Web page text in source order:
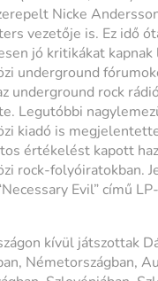
Nicke
vezetője is. Ez idő
jó kritikákat
underground
underground rock
Legutóbbi
kiadó is
értékelést kapott
rock-folyóiratokban.
Evil” című
kívül játszottak
Németországban,